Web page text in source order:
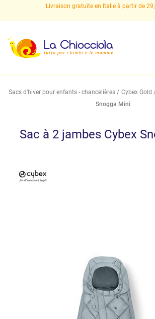
Livraison gratuite en Italie à partir de
Sacs d'hiver pour enfants - chancelières Cybex Gold
Snogga Mini
Sac à 2 jambes Cybex